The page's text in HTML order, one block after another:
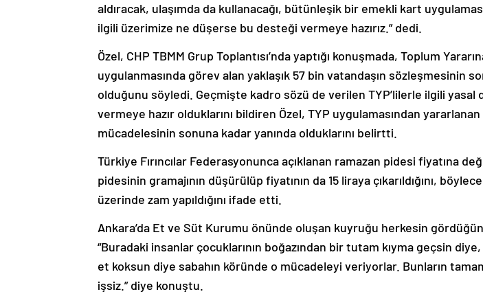
aldıracak, ulaşımda da kullanacağı, bütünleşik bir emekli kart
ilgili üzerimize ne düşerse bu desteği vermeye hazırız.” dedi.
Özel, CHP TBMM Grup Toplantısı’nda yaptığı konuşmada, Toplum
uygulanmasında görev alan yaklaşık 57 bin vatandaşın sözleşmesinin
olduğunu söyledi. Geçmişte kadro sözü de verilen TYP’lilerle ilgili
vermeye hazır olduklarını bildiren Özel, TYP uygulamasından
mücadelesinin sonuna kadar yanında olduklarını belirtti.
Türkiye Fırıncılar Federasyonunca açıklanan ramazan pidesi fiyatına
pidesinin gramajının düşürülüp fiyatının da 15 liraya çıkarıldığını,
üzerinde zam yapıldığını ifade etti.
Ankara’da Et ve Süt Kurumu önünde oluşan kuyruğu herkesin
“Buradaki insanlar çocuklarının boğazından bir tutam kıyma geçsin
et koksun diye sabahın köründe o mücadeleyi veriyorlar. Bunların
işsiz.” diye konuştu.